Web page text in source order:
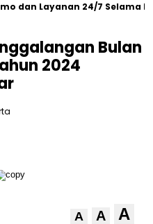
dan Layanan 24/7 Selama
Bulan
2024
A A A